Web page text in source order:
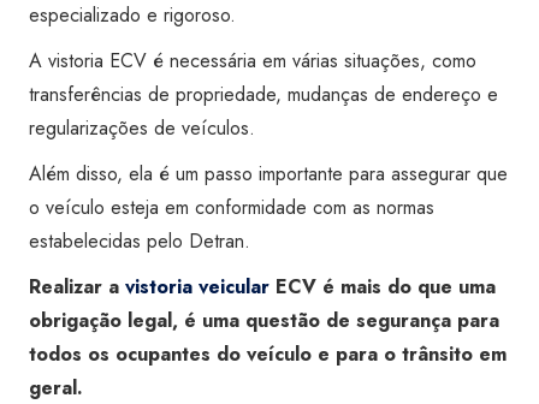
especializado e rigoroso.
A vistoria ECV é necessária em várias situações, como
transferências de propriedade, mudanças de endereço e
regularizações de veículos.
Além disso, ela é um passo importante para assegurar que
o veículo esteja em conformidade com as normas
estabelecidas pelo Detran.
Realizar a vistoria veicular ECV é mais do que uma
obrigação legal, é uma questão de segurança para
todos os ocupantes do veículo e para o trânsito em
geral.